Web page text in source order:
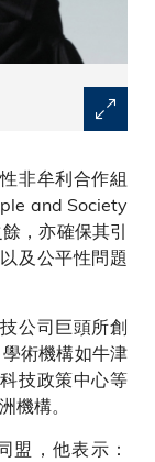
非牟利合作組
and Society
，亦確保其引
及公平性問題
公司巨頭所創
術機構如牛津
技政策中心等
機構。
盟，他表示：